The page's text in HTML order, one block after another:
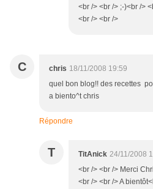
<br /> <br /> ;-)<br />
<br /> <br />
C chris 18/11/2008 19:59
quel bon blog!! des recettes
a biento^t chris
Répondre
T TitAnick 24/11/2008
<br /> <br /> Merci
<br /> <br /> A